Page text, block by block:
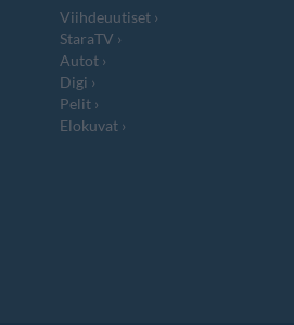
Viihdeuutiset
StaraTV
Autot
Digi
Pelit
Elokuvat